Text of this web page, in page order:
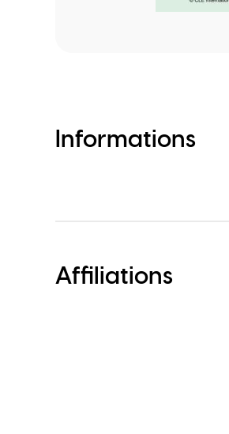
Informations
Affiliations